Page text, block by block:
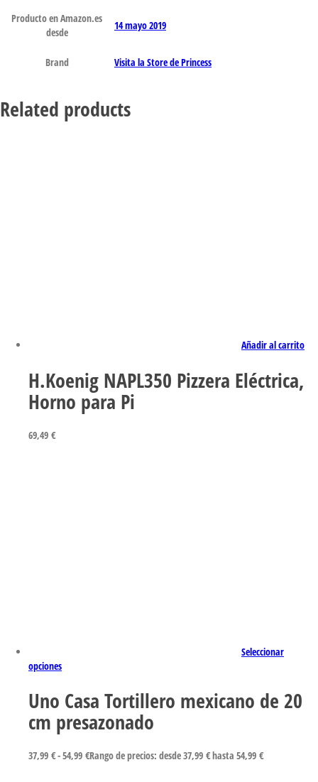
Producto en Amazon.es
desde
14 mayo 2019
Brand Visita la Store de Princess
Related products
Añadir al carrito
H.Koenig NAPL350 Pizzera Eléctrica,
Horno para Pi
69,49 €
Seleccionar
opciones
Uno Casa Tortillero mexicano de 20
cm presazonado
37,99 €-54,99 €Rango de precios: desde 37,99 € hasta 54,99 €